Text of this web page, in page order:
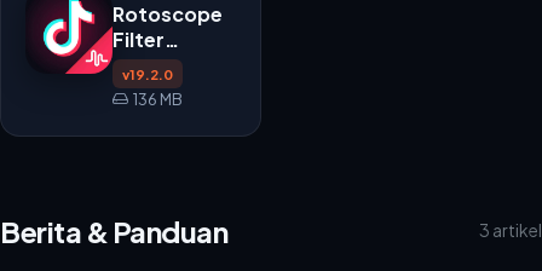
Rotoscope
Filter
Remover
APK v19.2.0
v19.2.0
136 MB
Berita & Panduan 3 artikel